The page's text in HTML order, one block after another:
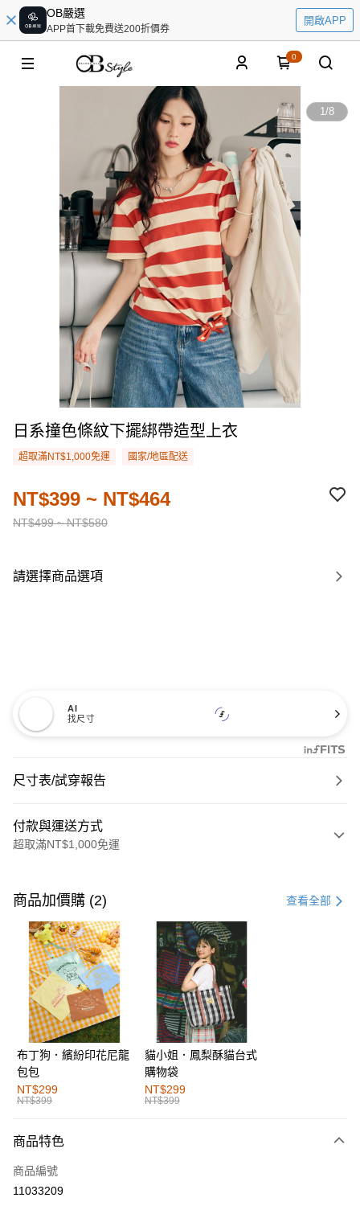
OB嚴選
APP首下載免費送200折價券
開啟APP
0
1/8
日系撞色條紋下擺綁帶造型上衣
超取滿NT$1,000免運 國家/地區配送
NT$499 ~ NT$580
NT$399 ~ NT$464
請選擇商品選項
AI
找尺寸
尺寸表/試穿報告
付款與運送方式
超取滿NT$1,000免運
信用卡一次付款
購物金
超商取貨付款
LINE Pay
街口支付
運送方式
全家取貨付款
每筆NT$60，滿NT$1,000(含以上)免運費
付款後全家取貨
萊爾富取貨付款
商品加價購 (2) 查看全部
布丁狗．繽紛印花尼龍
包包
NT$299
NT$399
貓小姐．鳳梨酥貓台式
購物袋
NT$299
NT$399
商品特色
商品編號
11033209